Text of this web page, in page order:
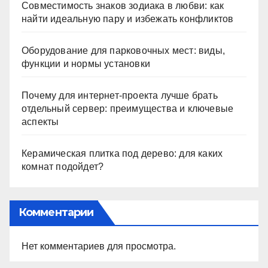
Совместимость знаков зодиака в любви: как
найти идеальную пару и избежать конфликтов
Оборудование для парковочных мест: виды,
функции и нормы установки
Почему для интернет-проекта лучше брать
отдельный сервер: преимущества и ключевые
аспекты
Керамическая плитка под дерево: для каких
комнат подойдет?
Комментарии
Нет комментариев для просмотра.